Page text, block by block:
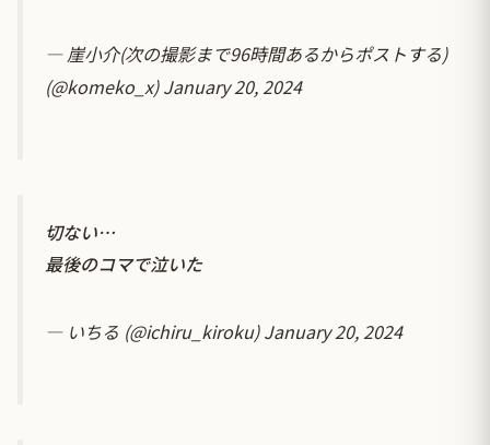
— 崖小介(次の撮影まで96時間あるからポストする)
(@komeko_x)January 20, 2024
切ない…
最後のコマで泣いた
— いちる (@ichiru_kiroku)January 20, 2024